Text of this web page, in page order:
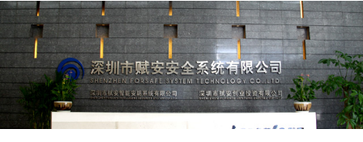
事故频发，传统的火灾探
测方法已无法满足要求。
尤其是目前众多的大型影
剧院、会议展览中心、体
育馆、大型仓库和隧道空
间等，其建筑结构特殊、
用了具有仲裁机制和冗余
校验的总线传输技术、线
路状态检测与保护技术、
后向光电感烟探测技术、
高可靠的系统抗干扰技术
等多项专利技术和专有技